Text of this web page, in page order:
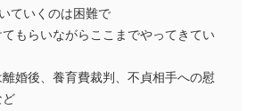
ていくのは困難で
もらいながらここまでやってきてい
婚後、養育費裁判、不貞相手への慰
ど